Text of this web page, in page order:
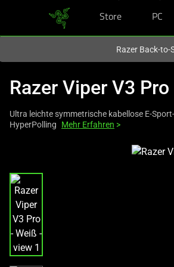
Store PC
Razer Back-to-
Razer Viper V3 Pro
Ultra leichte symmetrische kabellose E-
HyperPolling
Mehr Erfahren >
a
carousel
with
one
large
image